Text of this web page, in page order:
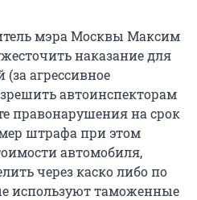
мэра Москвы Максим
наказание для
(за агрессивное
автоинспекторам
правонарушения на срок
штрафа при этом
автомобиля,
через каско либо по
используют таможенные